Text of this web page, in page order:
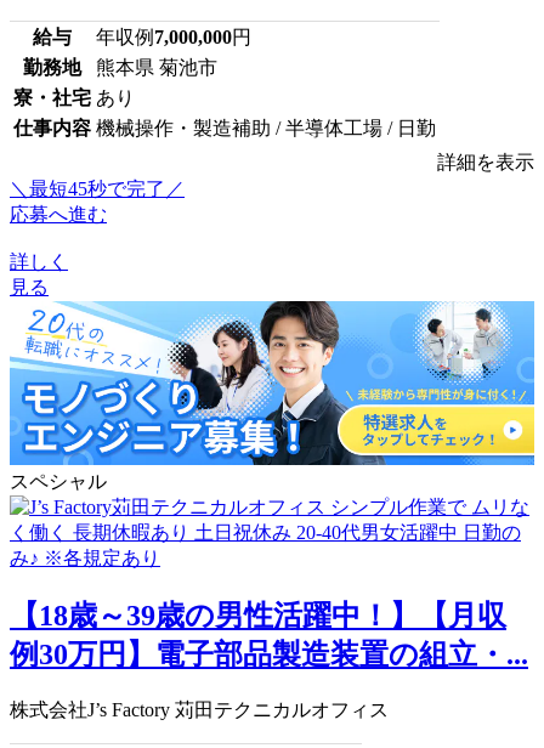
給与 年収例 7,000,000円
勤務地
熊本県 菊池市
寮・社宅 あり
仕事内容 機械操作・製造補助 / 半導体工場 / 日勤
詳細を表示
＼最短45秒で完了／
応募へ進む
詳しく
見る
スペシャル
【18歳～39歳の男性活躍中！】【月収
例30万円】電子部品製造装置の組立・...
株式会社J’s Factory 苅田テクニカルオフィス